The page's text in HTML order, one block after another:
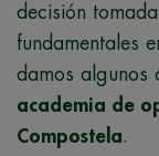
decisión
fundamentales
damos algunos
academia de
Compostela.